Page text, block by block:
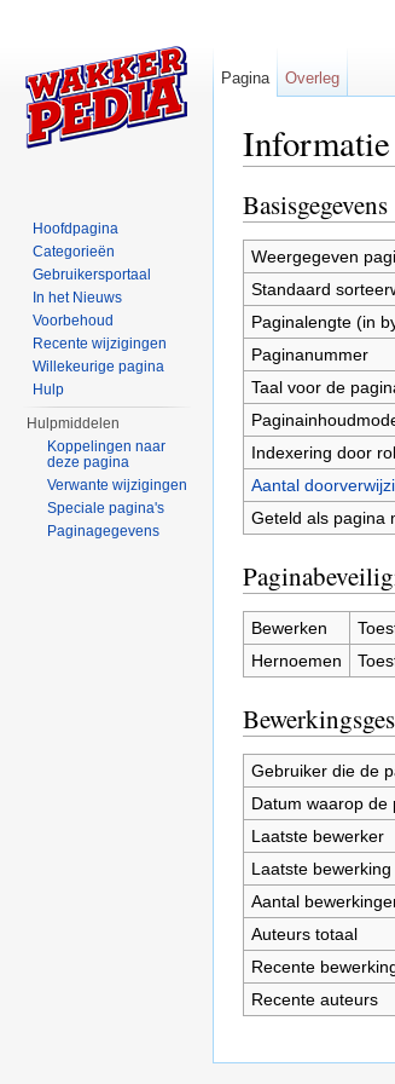
Basisgegevens
Weergegeven
Standaard
Paginalengte (in
Paginanummer
Taal voor de
Indexering door
Aantal
Geteld als pagina
Bewerken
Hernoemen
Gebruiker die de
Datum waarop de
Laatste bewerker
Laatste bewerking
Aantal
Auteurs totaal
Recente
Recente auteurs
Pagina Overleg
Hoofdpagina
Categorieën
Gebruikersportaal
In het Nieuws
Voorbehoud
Recente wijzigingen
Willekeurige pagina
Hulp
Hulpmiddelen
Koppelingen naar
deze pagina
Verwante wijzigingen
Speciale pagina's
Paginagegevens